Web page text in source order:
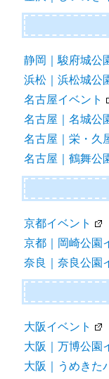
静岡｜駿府城公
浜松｜浜松城公
名古屋イベント
名古屋｜名城公
名古屋｜栄・久
名古屋｜鶴舞公
京都イベント
京都｜岡崎公園
奈良｜奈良公園
大阪イベント
大阪｜万博公園
大阪｜うめきた